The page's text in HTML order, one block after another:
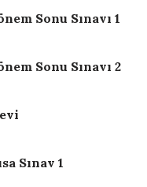
Sonu Sınavı 1
Sonu Sınavı 2
Sınav 1